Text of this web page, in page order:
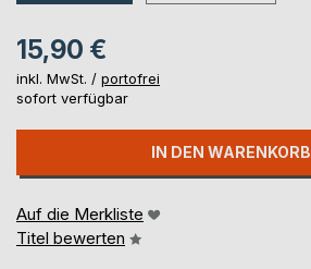
15,90 €
inkl. MwSt. / portofrei
sofort verfügbar
IN DEN WARENKORB
Auf die Merkliste
Titel bewerten